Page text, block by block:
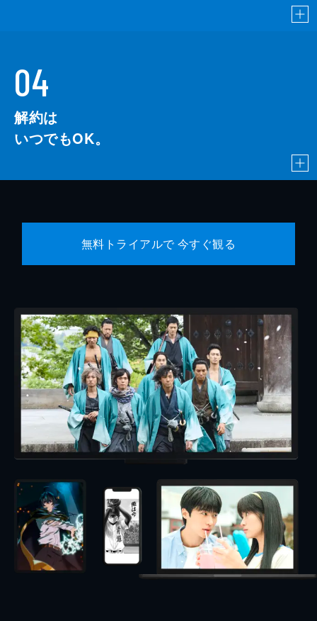
04
解約は
いつでもOK。
無料トライアルで 今すぐ観る